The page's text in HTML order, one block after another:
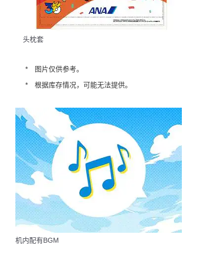
头枕套
图片仅供参考。
根据库存情况，可能无法提供。
机内配有BGM